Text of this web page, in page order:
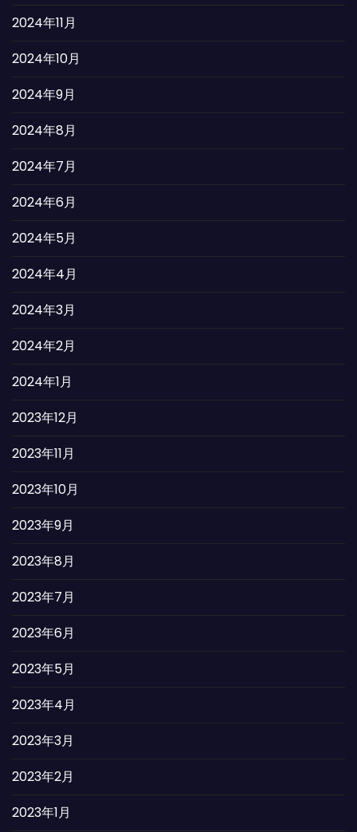
2024年11月
2024年10月
2024年9月
2024年8月
2024年7月
2024年6月
2024年5月
2024年4月
2024年3月
2024年2月
2024年1月
2023年12月
2023年11月
2023年10月
2023年9月
2023年8月
2023年7月
2023年6月
2023年5月
2023年4月
2023年3月
2023年2月
2023年1月